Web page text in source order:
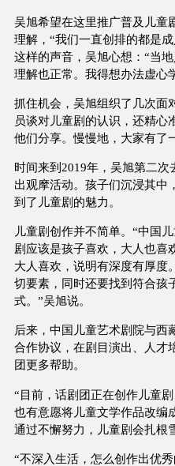
吴旭希望在这里推广普及儿童
理解，“我们一直创排的都是
这样的声音，吴旭心想：“当
理解也正常。我得想办法虚心
抓住机会，吴旭组织了几次面
员谈对儿童剧的认识，还精心
他们分享。慢慢地，大家有了
时间来到2019年，吴旭第二
出观摩活动。孩子们沉浸其中
到了儿童剧的魅力。
儿童剧创作并不简单。“中国
剧应该是孩子喜欢，大人也喜
大人喜欢，说明有深度有厚度
切要素，同时还要找到符合孩
式。”吴旭说。
后来，中国儿童艺术剧院与西
合作协议，在剧目演出、人才
团更多帮助。
“目前，话剧团正在创作儿童
也有意愿将儿童文学作品改编
通过不懈努力，儿童剧会扎根
“不深入生活，怎么创作出优